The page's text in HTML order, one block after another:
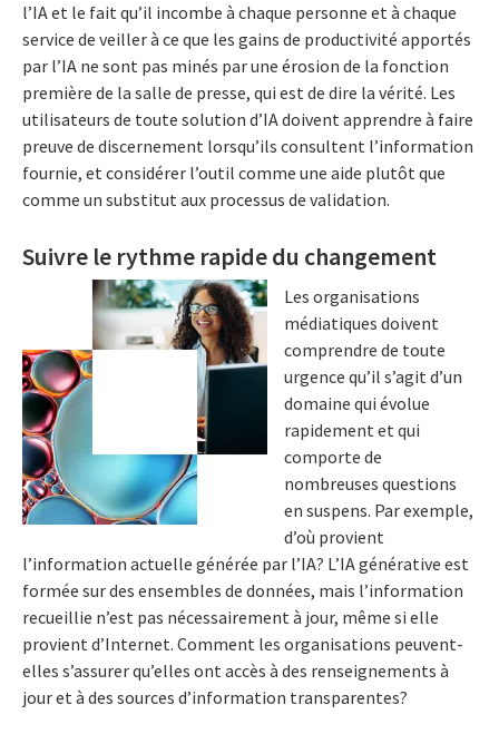
l’IA et le fait qu’il incombe à chaque personne et à chaque
service de veiller à ce que les gains de productivité apportés
par l’IA ne sont pas minés par une érosion de la fonction
première de la salle de presse, qui est de dire la vérité. Les
utilisateurs de toute solution d’IA doivent apprendre à faire
preuve de discernement lorsqu’ils consultent l’information
fournie, et considérer l’outil comme une aide plutôt que
comme un substitut aux processus de validation.
Suivre le rythme rapide du changement
Les organisations
médiatiques doivent
comprendre de toute
urgence qu’il s’agit d’un
domaine qui évolue
rapidement et qui
comporte de
nombreuses questions
en suspens. Par exemple,
d’où provient
l’information actuelle générée par l’IA? L’IA générative est
formée sur des ensembles de données, mais l’information
recueillie n’est pas nécessairement à jour, même si elle
provient d’Internet. Comment les organisations peuvent-
elles s’assurer qu’elles ont accès à des renseignements à
jour et à des sources d’information transparentes?